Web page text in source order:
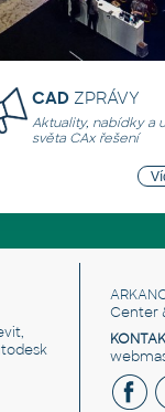
CAD ZPRÁVY
Aktuality, nabídky a
světa CAx řešení
Center